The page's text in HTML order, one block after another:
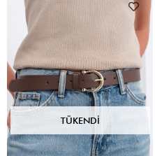
TÜKENDI